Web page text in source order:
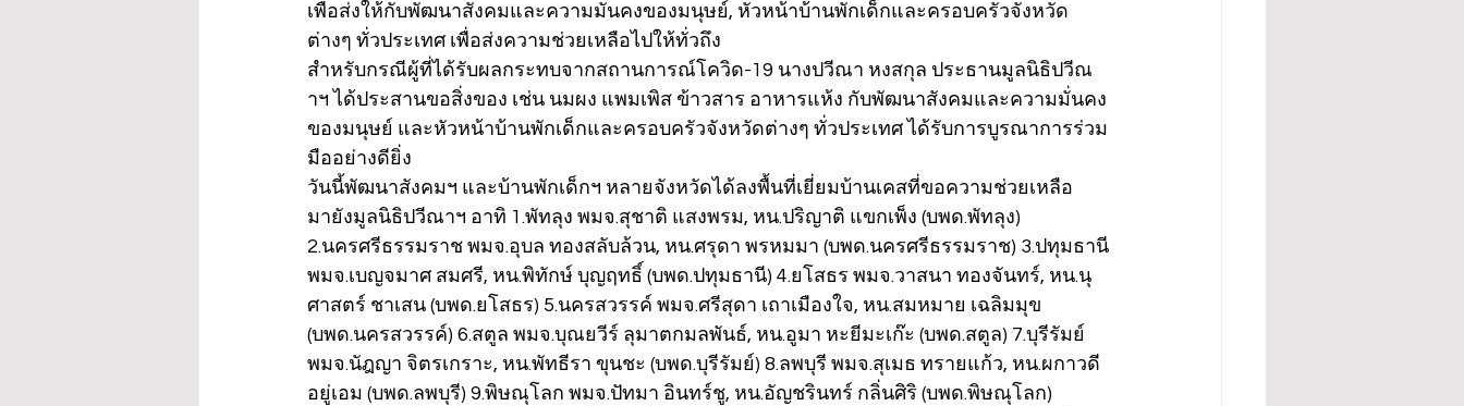
เพื่อส่งให้กับพัฒนาสังคมและความมั่นคงของมนุษย์, หัวหน้าบ้านพักเด็กและครอบครัวจังหวัด
ต่างๆ ทั่วประเทศ เพื่อส่งความช่วยเหลือไปให้ทั่วถึง
สำหรับกรณีผู้ที่ได้รับผลกระทบจากสถานการณ์โควิด-19 นางปวีณา หงสกุล ประธานมูลนิธิปวีณ
าฯ ได้ประสานขอสิ่งของ เช่น นมผง แพมเพิส ข้าวสาร อาหารแห้ง กับพัฒนาสังคมและความมั่นคง
ของมนุษย์ และหัวหน้าบ้านพักเด็กและครอบครัวจังหวัดต่างๆ ทั่วประเทศ ได้รับการบูรณาการร่วม
มืออย่างดียิ่ง
วันนี้พัฒนาสังคมฯ และบ้านพักเด็กฯ หลายจังหวัดได้ลงพื้นที่เยี่ยมบ้านเคสที่ขอความช่วยเหลือ
มายังมูลนิธิปวีณาฯ อาทิ 1.พัทลุง พมจ.สุชาติ แสงพรม, หน.ปริญาติ แขกเพ็ง (บพด.พัทลุง)
2.นครศรีธรรมราช พมจ.อุบล ทองสลับล้วน, หน.ศรุดา พรหมมา (บพด.นครศรีธรรมราช) 3.ปทุมธานี
พมจ.เบญจมาศ สมศรี, หน.พิทักษ์ บุญฤทธิ์ (บพด.ปทุมธานี) 4.ยโสธร พมจ.วาสนา ทองจันทร์, หน.นุ
ศาสตร์ ชาเสน (บพด.ยโสธร) 5.นครสวรรค์ พมจ.ศรีสุดา เถาเมืองใจ, หน.สมหมาย เฉลิมมุข
(บพด.นครสวรรค์) 6.สตูล พมจ.บุณยวีร์ ลุมาตกมลพันธ์, หน.อูมา หะยีมะเก๊ะ (บพด.สตูล) 7.บุรีรัมย์
พมจ.นัฎญา จิตรเกราะ, หน.พัทธีรา ขุนชะ (บพด.บุรีรัมย์) 8.ลพบุรี พมจ.สุเมธ ทรายแก้ว, หน.ผกาวดี
อยู่เอม (บพด.ลพบุรี) 9.พิษณุโลก พมจ.ปัทมา อินทร์ชู, หน.อัญชรินทร์ กลิ่นศิริ (บพด.พิษณุโลก)